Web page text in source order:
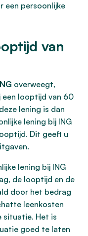
een persoonlijke
van
overweegt,
looptijd van 60
lening is dan
lening bij ING
Dit geeft u
lening bij ING
de looptijd en de
door het bedrag
leenkosten
situatie. Het is
goed te laten